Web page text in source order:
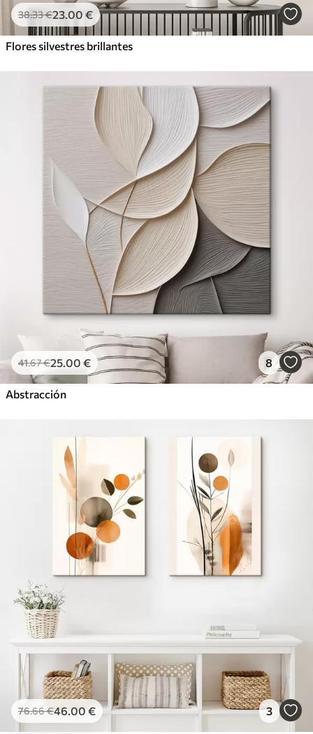
38.33€23.00 €
Flores silvestres brillantes
41.67€25.00 € 8
Abstracción
76.66€46.00 € 3